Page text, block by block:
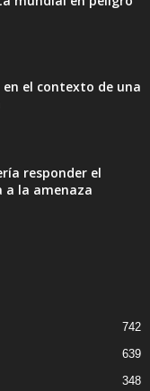
el contexto de una
responder el
a la amenaza
742
639
348